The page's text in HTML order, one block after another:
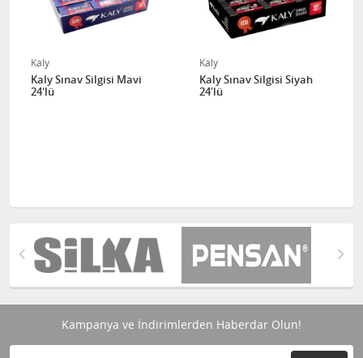
Kaly
Kaly Sınav Silgisi Mavi
24'lü
Kaly
Kaly Sınav Silgisi Siyah
24'lü
Kampanya ve İndirimlerden Haberdar Olun!